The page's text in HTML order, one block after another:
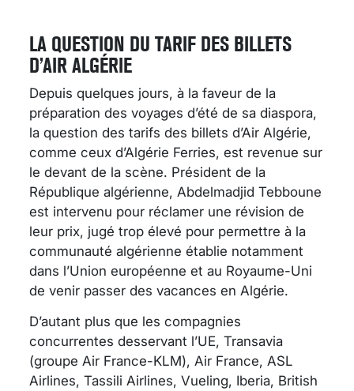
LA QUESTION DU TARIF DES BILLETS
D’AIR ALGÉRIE
Depuis quelques jours, à la faveur de la
préparation des voyages d’été de sa diaspora,
la question des tarifs des billets d’Air Algérie,
comme ceux d’Algérie Ferries, est revenue sur
le devant de la scène. Président de la
République algérienne, Abdelmadjid Tebboune
est intervenu pour réclamer une révision de
leur prix, jugé trop élevé pour permettre à la
communauté algérienne établie notamment
dans l’Union européenne et au Royaume-Uni
de venir passer des vacances en Algérie.
D’autant plus que les compagnies
concurrentes desservant l’UE, Transavia
(groupe Air France-KLM), Air France, ASL
Airlines, Tassili Airlines, Vueling, Iberia, British